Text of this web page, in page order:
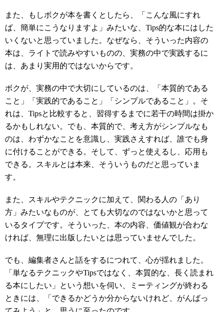
また、もしボクが本を書くとしたら、「こんな風にすれ
ば、簡単にこうなりますよ」みたいな、Tips的な本にはした
いくないと思っていました。なぜなら、そういった内容の
本は、ライトで読みやすいものの、実務の中で実践するに
は、あまり実用的ではないからです。
ボクが、実務の中で大切にしているのは、「本質的である
こと」「実践的であること」「シンプルであること」。そ
れは、Tipsと比較すると、習得するまでに若干の時間は掛か
るかもしれない。でも、本質的で、考え方がシンプルなも
のは、わずかなことを意識し、実践さえすれば、誰でも身
に付けることができる。そして、ずっと使えるし、応用も
できる。スキルとは本来、そういうものだと思っていま
す。
また、スキルやテクニックに加えて、関わる人の「あり
方」みたいなものが、とても大切なのではないかと思って
いるタイプです。そういった、本の内容、価値観が合わな
ければ、無理に出版したいとは思っていませんでした。
でも、編集者さんと話をするにつれて、心が揺れました。
「単なるテクニックやTipsではなく、本質的な、長く読まれ
る本にしたい」という想いを伺い、ミーティングが終わる
ときには、「できるかどうか分からないけれど、がんばっ